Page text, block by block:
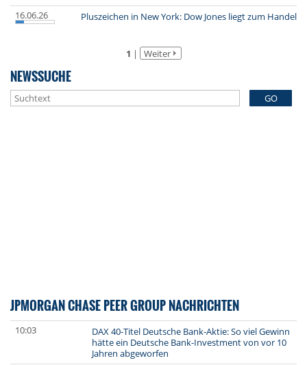
16.06.26
Pluszeichen in New York: Dow Jones liegt zum
1 | Weiter
NEWSSUCHE
GO
JPMORGAN CHASE PEER GROUP NACHRICHTEN
10:03
DAX 40-Titel Deutsche Bank-Aktie: So viel Gewinn
hätte ein Deutsche Bank-Investment von vor 10
Jahren abgeworfen